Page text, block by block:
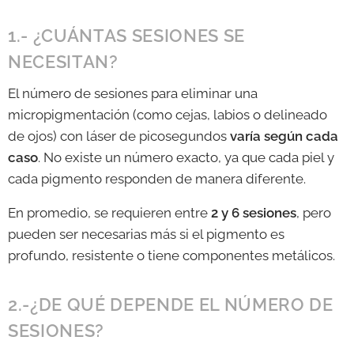
1.- ¿CUÁNTAS SESIONES SE
NECESITAN?
El número de sesiones para eliminar una
micropigmentación (como cejas, labios o delineado
de ojos) con láser de picosegundos varía según cada
caso. No existe un número exacto, ya que cada piel y
cada pigmento responden de manera diferente.
En promedio, se requieren entre 2 y 6 sesiones, pero
pueden ser necesarias más si el pigmento es
profundo, resistente o tiene componentes metálicos.
2.-¿DE QUÉ DEPENDE EL NÚMERO DE
SESIONES?